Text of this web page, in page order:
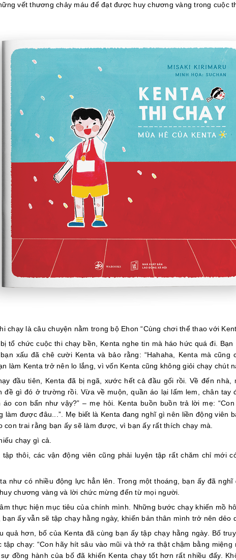
vết thương chảy máu để đạt được huy chương vàng trong cuộc
chạy là câu chuyện nằm trong bộ Ehon “Cùng chơi thể thao với
tổ chức cuộc thi chạy bền, Kenta nghe tin mà háo hức quá đi.
xấu đã chê cười Kenta và bảo rằng: “Hahaha, Kenta mà cũng
làm Kenta trở nên lo lắng, vì vốn Kenta cũng không giỏi chạy chút
đầu tiên, Kenta đã bị ngã, xước hết cả đầu gối rồi. Về đến nhà,
đề gì đó ở trường rồi. Vừa về muộn, quần áo lại lấm lem, chân tay
con bẩn như vậy?” – mẹ hỏi. Kenta buồn buồn trả lời mẹ:
làm được đâu...”. Mẹ biết là Kenta đang nghĩ gì nên liền động viên
con trai rằng bạn ấy sẽ làm được, vì bạn ấy rất thích chạy mà.
chạy gì cả.
thôi, các vận động viên cũng phải luyện tập rất chăm chỉ mới
như có nhiều động lực hẳn lên. Trong một thoáng, bạn ấy đã
chương vàng và lời chức mừng đến từ mọi người.
thực hiện mục tiêu của chính mình. Những bước chạy khiến mồ
ấy vẫn sẽ tập chạy hằng ngày, khiến bản thân mình trở nên dẻo
quả hơn, bố của Kenta đã cùng bạn ấy tập chạy hằng ngày. Bố
chạy: “Con hãy hít sâu vào mũi và thở ra thật chậm bằng
đồng hành của bố đã khiến Kenta chạy tốt hơn rất nhiều đấy.